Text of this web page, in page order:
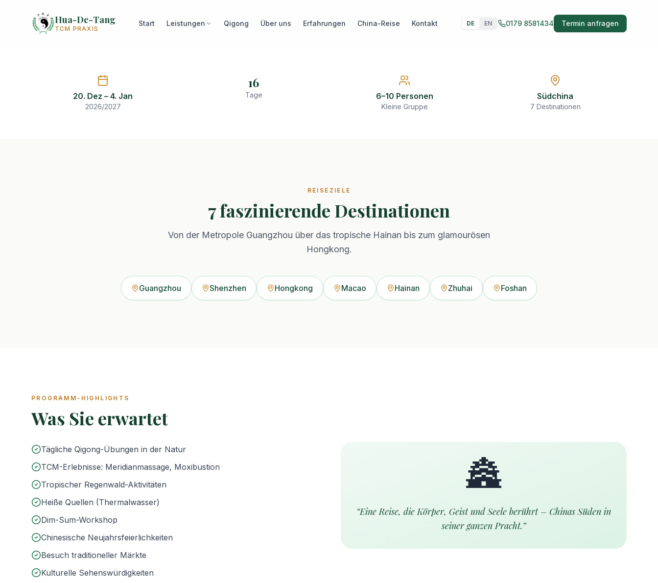
Hua-De-Tang
TCM PRAXIS
Start Leistungen Qigong Über uns Erfahrungen China-Reise Kontakt DE EN 0179 8581434 Termin anfragen
Gesundheit & Kultur in Südchina
16 unvergessliche Tage durch die schönsten Orte Südchinas – mit Qigong, TCM
und Kulturerlebnissen.
20. Dez – 4. Jan
2026/2027
16
Tage 6–10 Personen
Kleine Gruppe
Südchina
7 Destinationen
REISEZIELE
7 faszinierende Destinationen
Von der Metropole Guangzhou über das tropische Hainan bis zum glamourösen
Hongkong.
Guangzhou Shenzhen Hongkong Macao Hainan Zhuhai Foshan
PROGRAMM-HIGHLIGHTS
Was Sie erwartet
Tägliche Qigong-Übungen in der Natur
TCM-Erlebnisse: Meridianmassage, Moxibustion
Tropischer Regenwald-Aktivitäten
Heiße Quellen (Thermalwasser)
Dim-Sum-Workshop
Chinesische Neujahrsfeierlichkeiten
Besuch traditioneller Märkte
Kulturelle Sehenswürdigkeiten
🏯
“Eine Reise, die Körper, Geist und Seele berührt – Chinas Süden in
seiner ganzen Pracht.”